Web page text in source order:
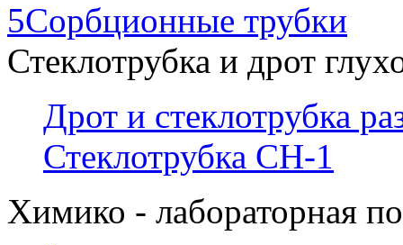
5Сорбционные трубки
Стеклотрубка и дрот
Дрот и стеклотрубка
Стеклотрубка СН-1
Химико - лабораторная